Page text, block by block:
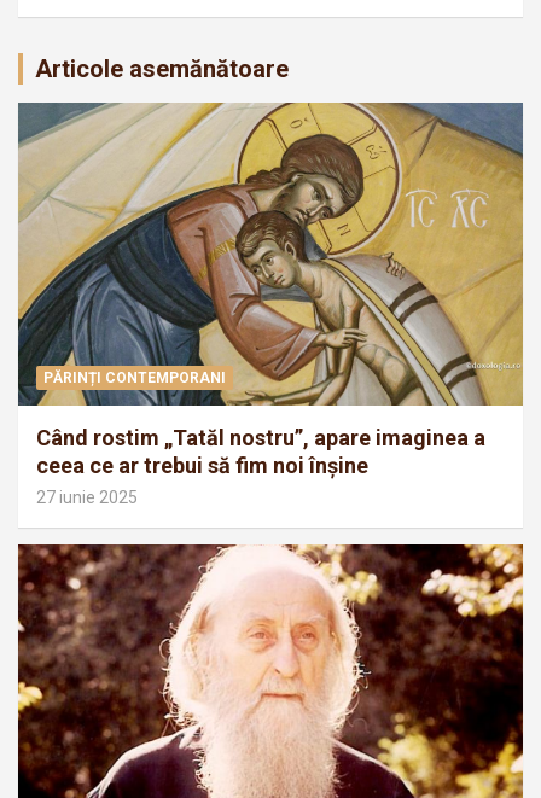
Articole asemănătoare
PĂRINȚI CONTEMPORANI
Când rostim „Tatăl nostru”, apare imaginea a
ceea ce ar trebui să fim noi înșine
27 iunie 2025